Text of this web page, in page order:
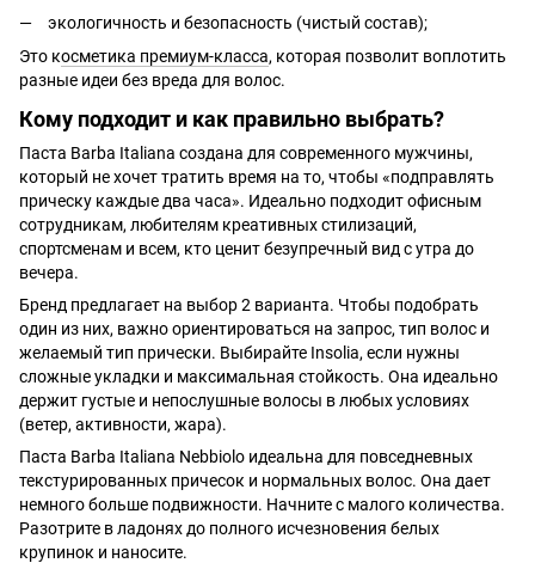
экологичность и безопасность (чистый состав);
Это косметика премиум-класса, которая позволит воплотить
разные идеи без вреда для волос.
Кому подходит и как правильно выбрать?
Паста Barba Italiana создана для современного мужчины,
который не хочет тратить время на то, чтобы «подправлять
прическу каждые два часа». Идеально подходит офисным
сотрудникам, любителям креативных стилизаций,
спортсменам и всем, кто ценит безупречный вид с утра до
вечера.
Бренд предлагает на выбор 2 варианта. Чтобы подобрать
один из них, важно ориентироваться на запрос, тип волос и
желаемый тип прически. Выбирайте Insolia, если нужны
сложные укладки и максимальная стойкость. Она идеально
держит густые и непослушные волосы в любых условиях
(ветер, активности, жара).
Паста Barba Italiana Nebbiolo идеальна для повседневных
текстурированных причесок и нормальных волос. Она дает
немного больше подвижности. Начните с малого количества.
Разотрите в ладонях до полного исчезновения белых
крупинок и наносите.